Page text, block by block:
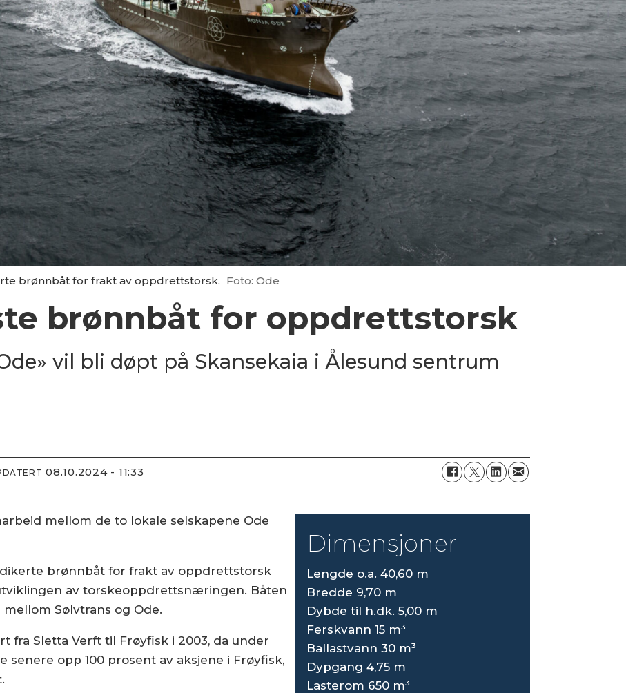
brønnbåt for frakt av oppdrettstorsk. Foto: Ode
brønnbåt for oppdrettstorsk
vil bli døpt på Skansekaia i Ålesund sentrum
08.10.2024 - 11:33
Dimensjoner
Lengde o.a. 40,60 m
Bredde 9,70 m
Dybde til h.dk. 5,00 m
Ferskvann 15 m³
Ballastvann 30 m³
Dypgang 4,75 m
Lasterom 650 m³
mellom de to lokale selskapene Ode
brønnbåt for frakt av oppdrettstorsk
av torskeoppdrettsnæringen. Båten
Sølvtrans og Ode.
fra Sletta Verft til Frøyfisk i 2003, da under
senere opp 100 prosent av aksjene i Frøyfisk,